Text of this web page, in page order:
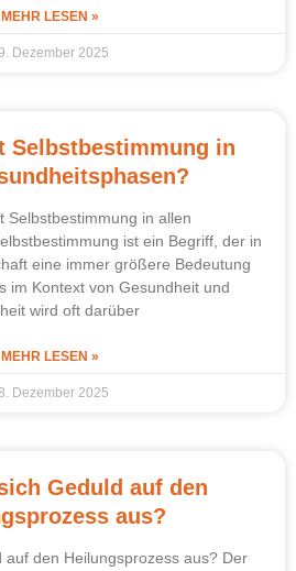
MEHR LESEN »
Dezember 2025
Selbstbestimmung in
Selbstbestimmung in allen
ist ein Begriff, der in
eine immer größere Bedeutung
im Kontext von Gesundheit und
wird oft darüber
MEHR LESEN »
Dezember 2025
Geduld auf den
aus?
auf den Heilungsprozess aus? Der